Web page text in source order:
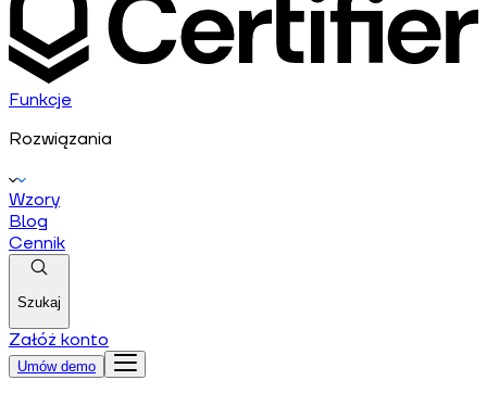
Funkcje
Rozwiązania
Wzory
Blog
Cennik
Szukaj
Załóż konto
Umów demo